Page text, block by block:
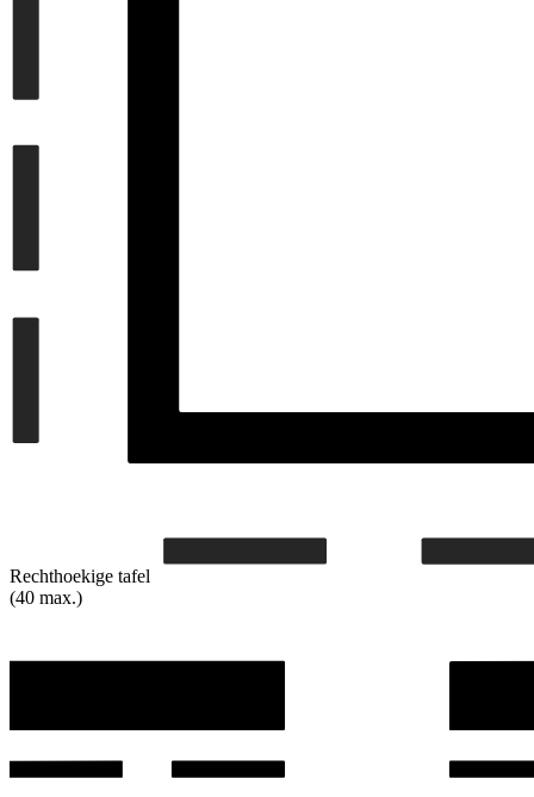
Rechthoekige tafel
(40 max.)